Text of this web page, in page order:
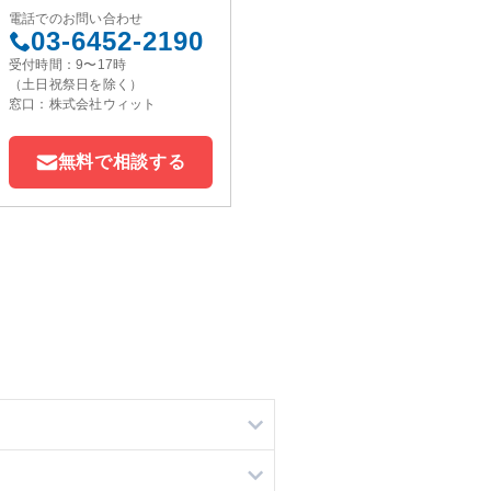
電話でのお問い合わせ
03-6452-2190
受付時間：9〜17時
（土日祝祭日を除く）
窓口：株式会社ウィット
無料で相談する